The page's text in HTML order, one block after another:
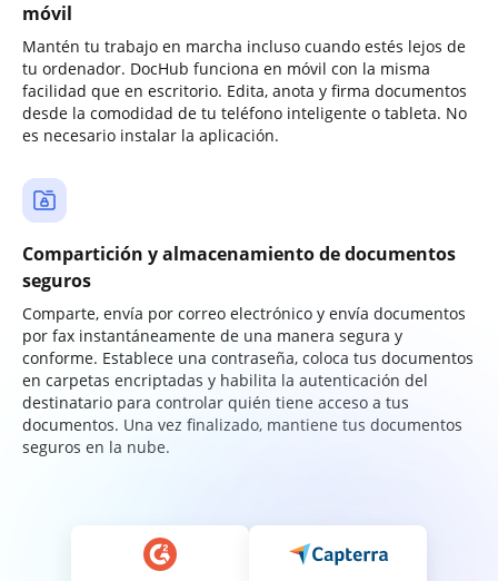
móvil
Mantén tu trabajo en marcha incluso cuando estés lejos de
tu ordenador. DocHub funciona en móvil con la misma
facilidad que en escritorio. Edita, anota y firma documentos
desde la comodidad de tu teléfono inteligente o tableta. No
es necesario instalar la aplicación.
Compartición y almacenamiento de documentos
seguros
Comparte, envía por correo electrónico y envía documentos
por fax instantáneamente de una manera segura y
conforme. Establece una contraseña, coloca tus documentos
en carpetas encriptadas y habilita la autenticación del
destinatario para controlar quién tiene acceso a tus
documentos. Una vez finalizado, mantiene tus documentos
seguros en la nube.